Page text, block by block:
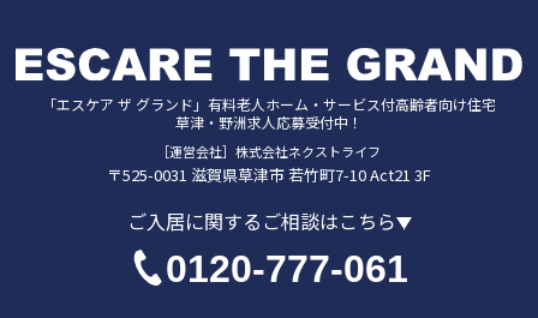
「エスケア ザ グランド」 有料老人ホーム・サービス付高齢者向け住宅
草津・野洲求人応募受付中！
［運営会社］株式会社ネクストライフ
〒525-0031 滋賀県草津市若竹町7-10 Act21 3F
ご入居に関するご相談はこちら
0120-777-061